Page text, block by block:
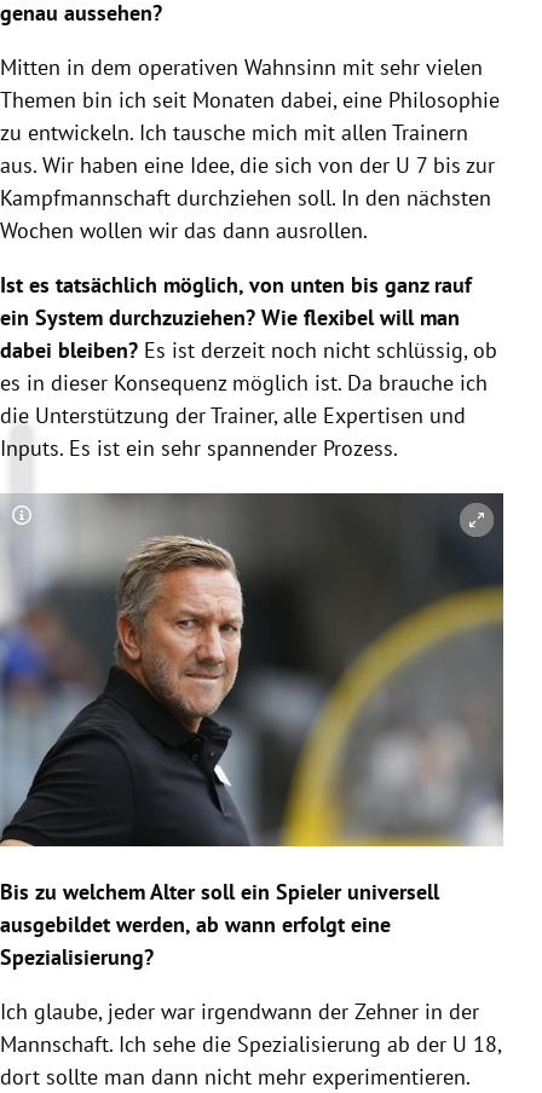
genau aussehen?
Mitten in dem operativen Wahnsinn mit sehr vielen
Themen bin ich seit Monaten dabei, eine Philosophie
zu entwickeln. Ich tausche mich mit allen Trainern
aus. Wir haben eine Idee, die sich von der U 7 bis zur
Kampfmannschaft durchziehen soll. In den nächsten
Wochen wollen wir das dann ausrollen.
Ist es tatsächlich möglich, von unten bis ganz rauf
ein System durchzuziehen? Wie flexibel will man
dabei bleiben? Es ist derzeit noch nicht schlüssig, ob
es in dieser Konsequenz möglich ist. Da brauche ich
die Unterstützung der Trainer, alle Expertisen und
Inputs. Es ist ein sehr spannender Prozess.
Copyright-Hinweis öffnen/schließen
Bis zu welchem Alter soll ein Spieler universell
ausgebildet werden, ab wann erfolgt eine
Spezialisierung?
Ich glaube, jeder war irgendwann der Zehner in der
Mannschaft. Ich sehe die Spezialisierung ab der U 18,
dort sollte man dann nicht mehr experimentieren.